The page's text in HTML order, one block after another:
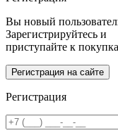
Вы новый
Зарегистрируйтесь и
приступайте к
Регистрация